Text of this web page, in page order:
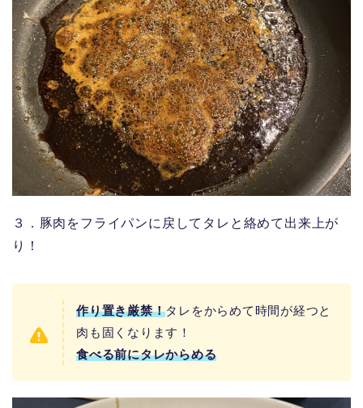
３．豚肉をフライパンに戻してタレと絡めて出来上が
り！
作り置き厳禁！タレをからめて時間が経つと
肉も固くなります！
食べる前にタレからめる